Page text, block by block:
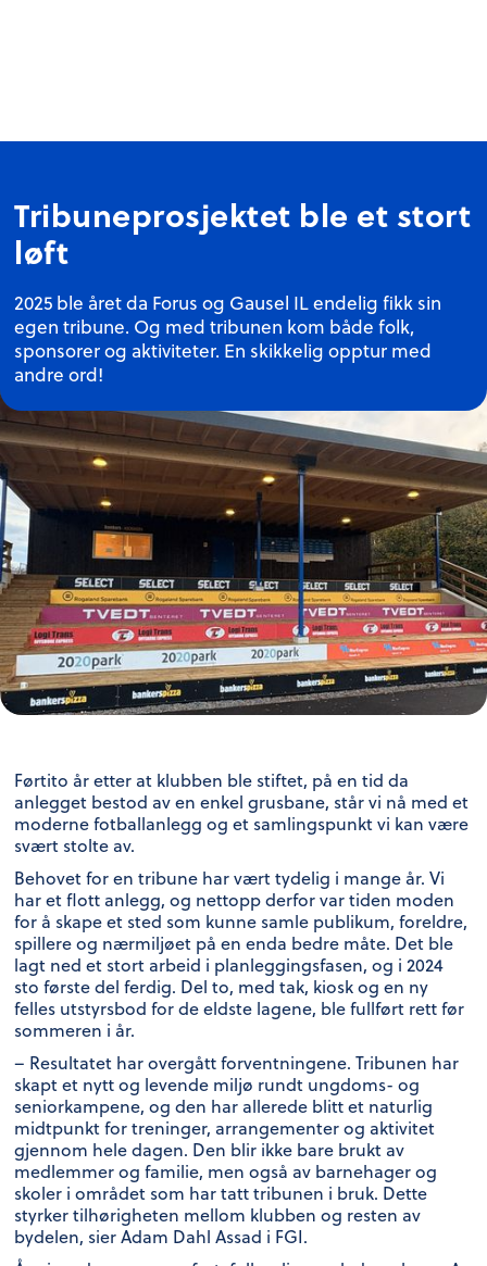
Tribuneprosjektet ble et stort
løft
2025 ble året da Forus og Gausel IL endelig fikk sin
egen tribune. Og med tribunen kom både folk,
sponsorer og aktiviteter. En skikkelig opptur med
andre ord!
Førtito år etter at klubben ble stiftet, på en tid da
anlegget bestod av en enkel grusbane, står vi nå med et
moderne fotballanlegg og et samlingspunkt vi kan være
svært stolte av.
Behovet for en tribune har vært tydelig i mange år. Vi
har et flott anlegg, og nettopp derfor var tiden moden
for å skape et sted som kunne samle publikum, foreldre,
spillere og nærmiljøet på en enda bedre måte. Det ble
lagt ned et stort arbeid i planleggingsfasen, og i 2024
sto første del ferdig. Del to, med tak, kiosk og en ny
felles utstyrsbod for de eldste lagene, ble fullført rett før
sommeren i år.
– Resultatet har overgått forventningene. Tribunen har
skapt et nytt og levende miljø rundt ungdoms- og
seniorkampene, og den har allerede blitt et naturlig
midtpunkt for treninger, arrangementer og aktivitet
gjennom hele dagen. Den blir ikke bare brukt av
medlemmer og familie, men også av barnehager og
skoler i området som har tatt tribunen i bruk. Dette
styrker tilhørigheten mellom klubben og resten av
bydelen, sier Adam Dahl Assad i FGI.